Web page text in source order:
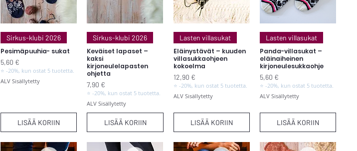
Pikakatselu
Sirkus-klubi 2026
Pesimäpuuhia- sukat
Hinta
5,60 €
⭐ -20%, kun ostat 5 tuotetta.
ALV Sisällytetty
LISÄÄ KORIIN
Pikakatselu
Sirkus-klubi 2026
Keväiset lapaset –
kaksi
kirjoneulelapasten
ohjetta
Hinta
7,90 €
⭐ -20%, kun ostat 5 tuotetta.
ALV Sisällytetty
LISÄÄ KORIIN
Pikakatselu
Lasten villasukat
Eläinystävät – kuuden
villasukkaohjeen
kokoelma
Hinta
12,90 €
⭐ -20%, kun ostat 5 tuotetta.
ALV Sisällytetty
LISÄÄ KORIIN
Pikakatselu
Lasten villasukat
Panda-villasukat –
eläinaiheinen
kirjoneulesukkaohje
Hinta
5,60 €
⭐ -20%, kun ostat 5 tuotetta.
ALV Sisällytetty
LISÄÄ KORIIN